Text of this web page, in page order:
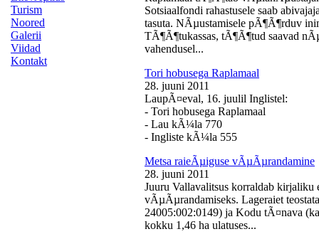
Turism
Noored
Galerii
Viidad
Kontakt
Sotsiaalfondi rahastusele saab
tasuta. NÃµustamisele pÃ¶Ã¶rduv
TÃ¶Ã¶tukassas, tÃ¶Ã¶tud saavad
vahendusel...
Tori hobusega Raplamaal
28. juuni 2011
LaupÃ¤eval, 16. juulil Inglistel:
- Tori hobusega Raplamaal
- Lau kÃ¼la 770
- Ingliste kÃ¼la 555
Metsa raieÃµiguse vÃµÃµrandamine
28. juuni 2011
Juuru Vallavalitsus korraldab kirjaliku
vÃµÃµrandamiseks. Lageraiet
24005:002:0149) ja Kodu tÃ¤nava
kokku 1,46 ha ulatuses...